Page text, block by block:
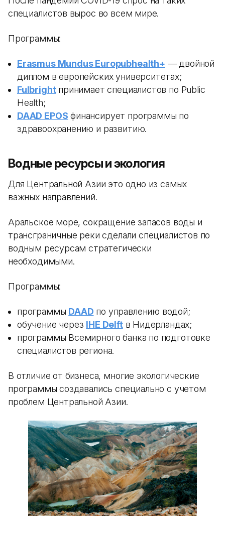
специалистов вырос во всем мире.
Программы:
Erasmus Mundus Europubhealth+ — двойной
диплом в европейских университетах;
Fulbrightпринимает специалистов по Public
Health;
DAAD EPOS финансирует программы по
здравоохранению и развитию.
Водные ресурсы и экология
Для Центральной Азии это одно из самых
важных направлений.
Аральское море, сокращение запасов воды и
трансграничные реки сделали специалистов по
водным ресурсам стратегически
необходимыми.
Программы:
программы DAAD по управлению водой;
обучение через IHE Delftв Нидерландах;
программы Всемирного банка по подготовке
специалистов региона.
В отличие от бизнеса, многие экологические
программы создавались специально с учетом
проблем Центральной Азии.